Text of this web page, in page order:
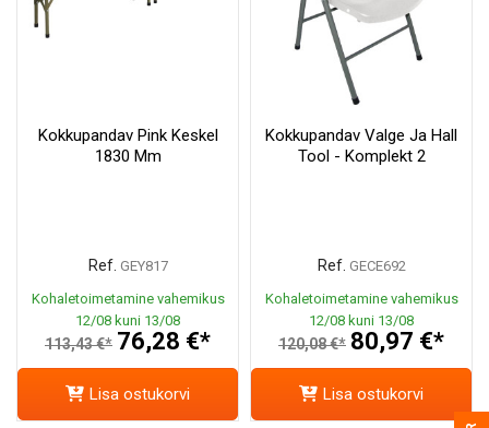
Kokkupandav Pink Keskel
1830 Mm
Ref. GEY817
Kohaletoimetamine vahemikus
12/08 kuni 13/08
113,43 €* 76,28 €*
Lisa ostukorvi
Kokkupandav Valge Ja Hall
Tool - Komplekt 2
Ref. GECE692
Kohaletoimetamine vahemikus
12/08 kuni 13/08
120,08 €* 80,97 €*
Lisa ostukorvi